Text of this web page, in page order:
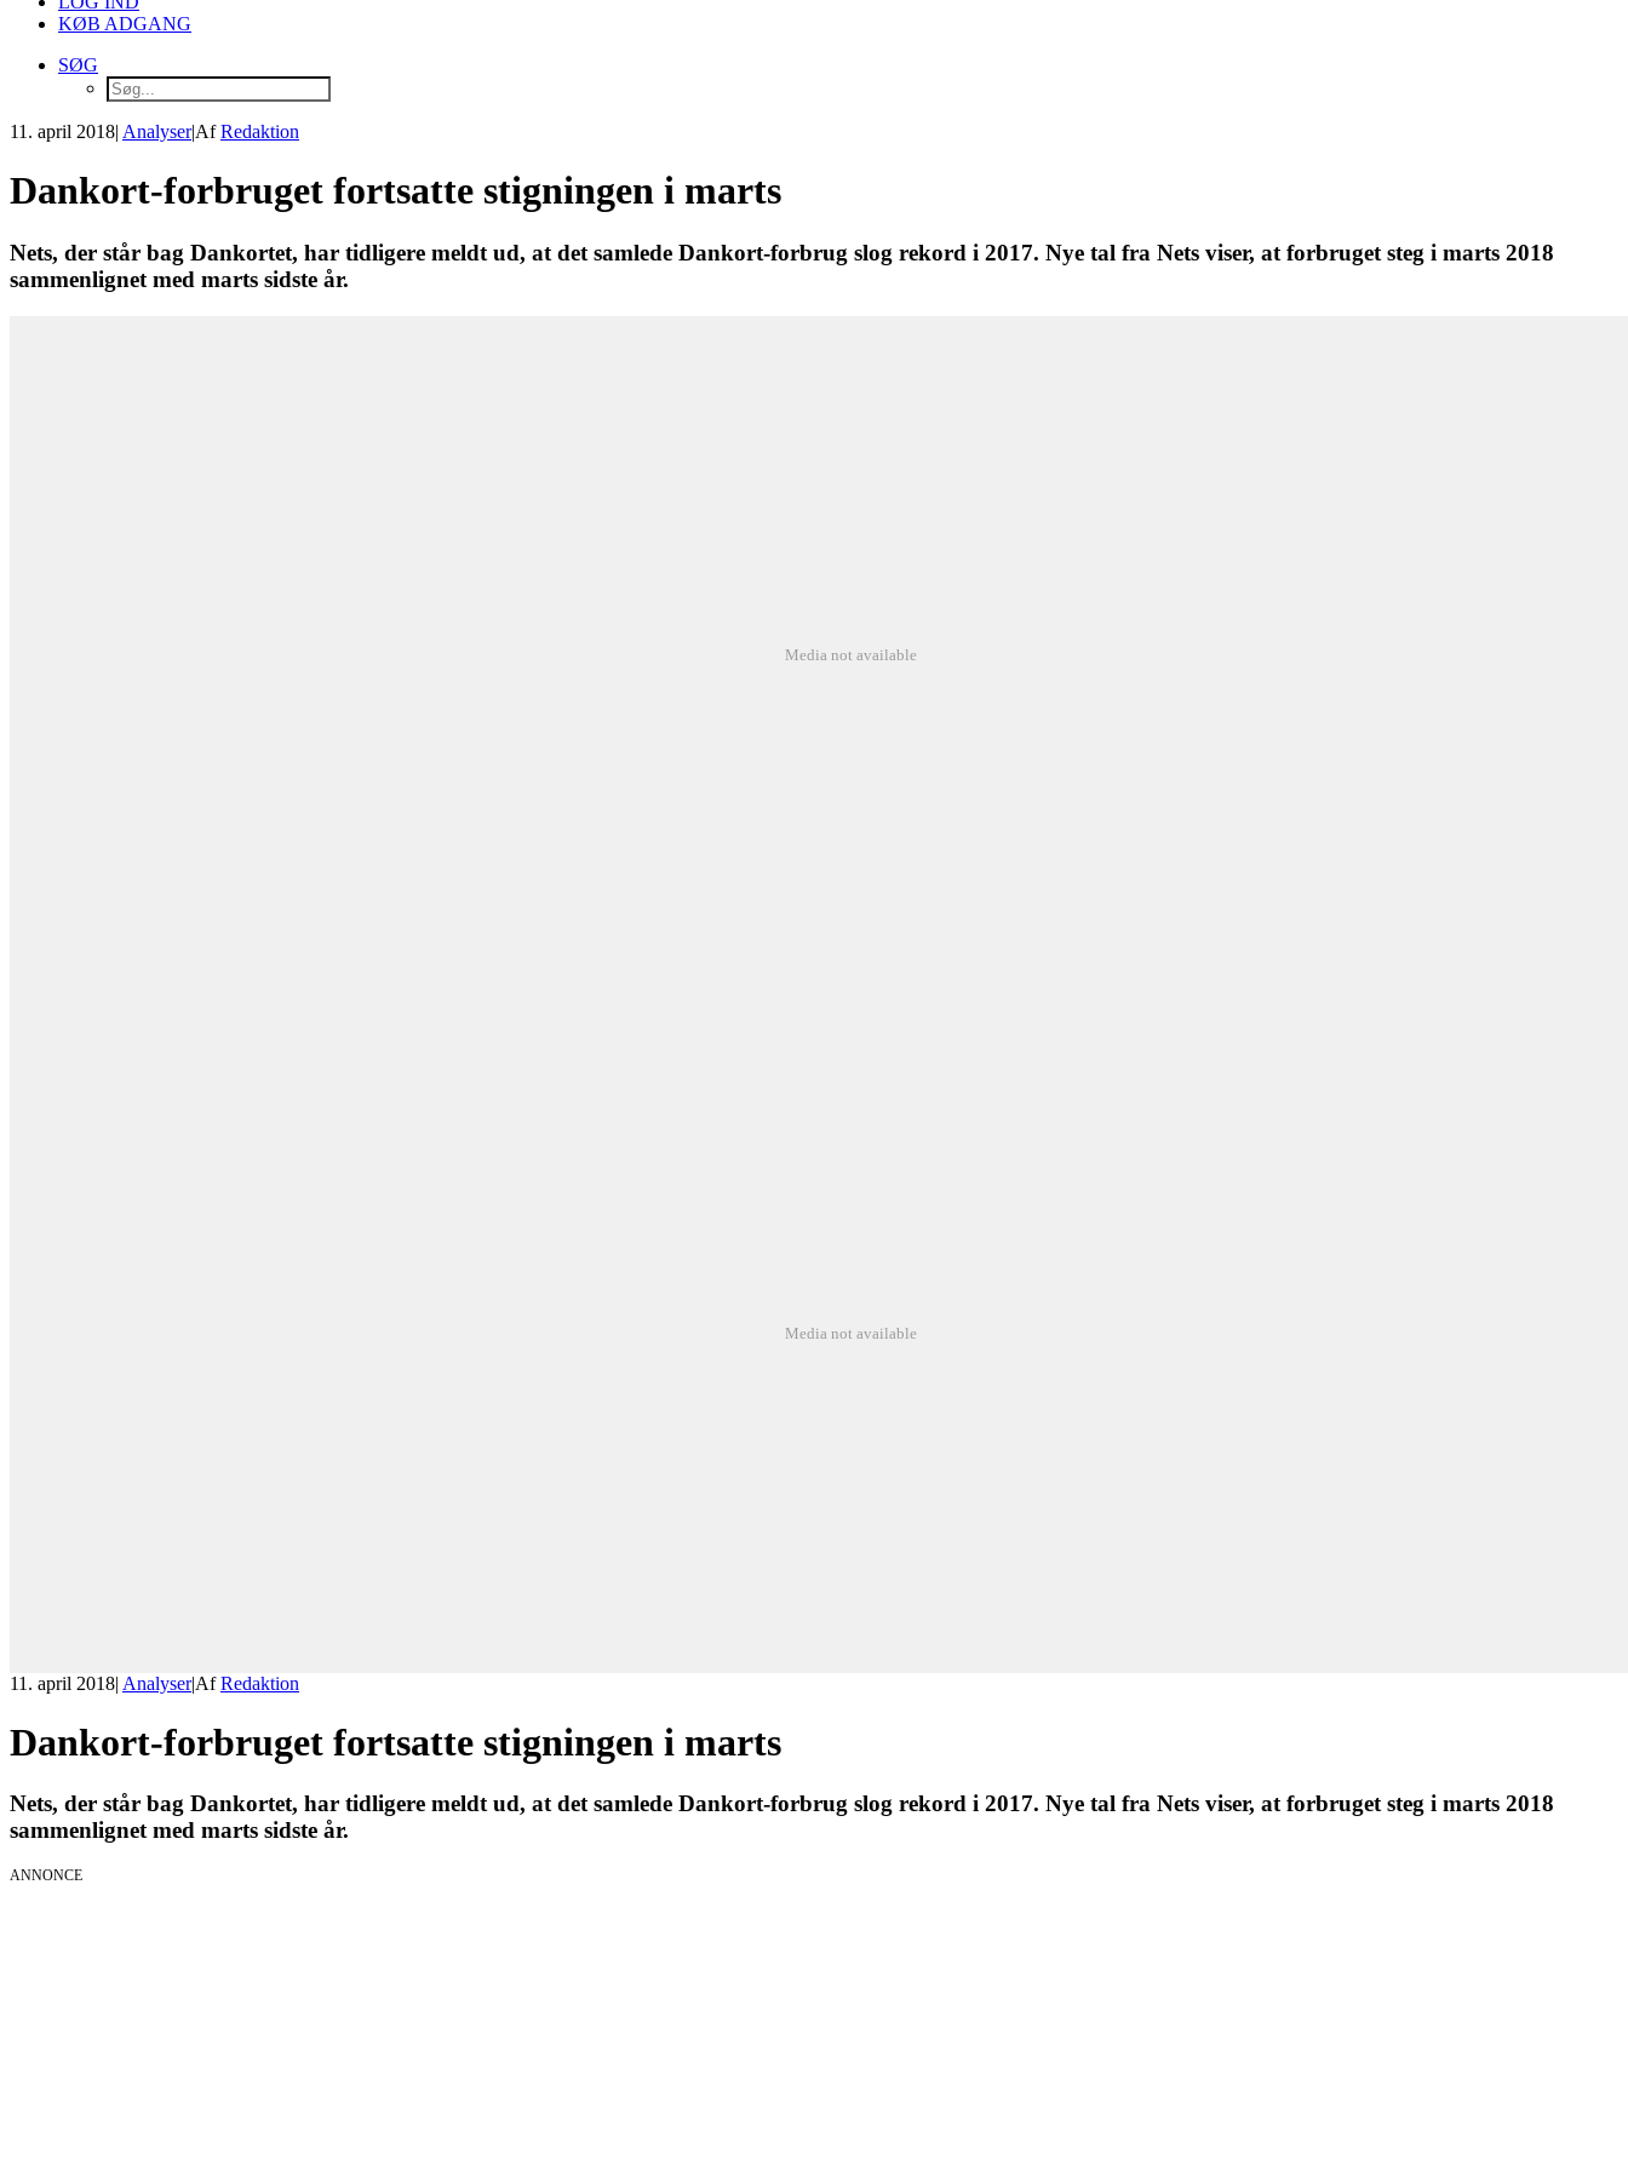
KØB ADGANG
SØG
11. april 2018| Analyser|AfRedaktion
Dankort-forbruget fortsatte stigningen i marts
Nets, der står bag Dankortet, har tidligere meldt ud, at det samlede Dankort-forbrug slog rekord i 2017. Nye tal fra Nets viser, at forbruget steg i marts 2018
sammenlignet med marts sidste år.
Media not available
Media not available
11. april 2018| Analyser|AfRedaktion
Dankort-forbruget fortsatte stigningen i marts
Nets, der står bag Dankortet, har tidligere meldt ud, at det samlede Dankort-forbrug slog rekord i 2017. Nye tal fra Nets viser, at forbruget steg i marts 2018
sammenlignet med marts sidste år.
ANNONCE